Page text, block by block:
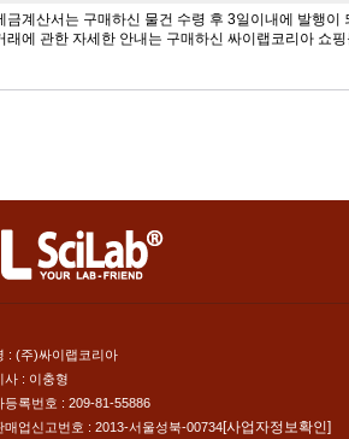
금계산서는 구매하신 물건 수령 후 3일이내에 발행
래에 관한 자세한 안내는 구매하신 싸이랩코리아 쇼
: (주)싸이랩코리아
사 : 이충형
등록번호 : 209-81-55886
매업신고번호 : 2013-서울성북-00734[사업자정보확인]